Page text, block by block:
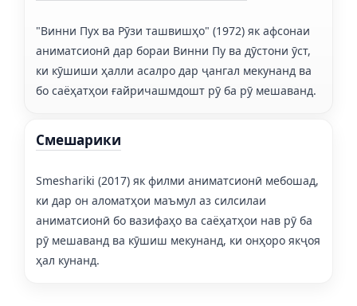
"Винни Пух ва Рӯзи ташвишҳо" (1972) як афсонаи
аниматсионӣ дар бораи Винни Пу ва дӯстони ӯст,
ки кӯшиши ҳалли асалро дар ҷангал мекунанд ва
бо саёҳатҳои ғайричашмдошт рӯ ба рӯ мешаванд.
Смешарики
Smeshariki (2017) як филми аниматсионӣ мебошад,
ки дар он аломатҳои маъмул аз силсилаи
аниматсионӣ бо вазифаҳо ва саёҳатҳои нав рӯ ба
рӯ мешаванд ва кӯшиш мекунанд, ки онҳоро якҷоя
ҳал кунанд.